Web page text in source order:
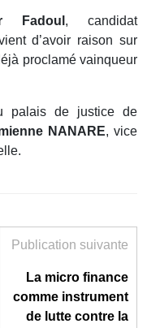
Fadoul , candidat
d’avoir raison sur
proclamé vainqueur
palais de justice de
NANARE, vice
Publication suivante
La micro finance
comme instrument
de lutte contre la